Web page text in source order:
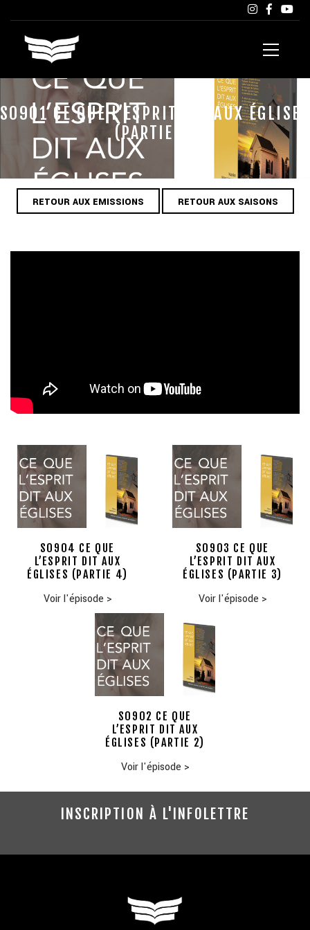
S0901 CE QUE L’ESPRIT DIT AUX ÉGLISES
(PARTIE 1)
RETOUR AUX EMISSIONS RETOUR AUX SAISONS
S0904 CE QUE
L’ESPRIT DIT AUX
ÉGLISES (PARTIE 4)
Voir l'épisode >
S0903 CE QUE
L’ESPRIT DIT AUX
ÉGLISES (PARTIE 3)
Voir l'épisode >
S0902 CE QUE
L’ESPRIT DIT AUX
ÉGLISES (PARTIE 2)
Voir l'épisode >
INSCRIPTION À L'INFOLETTRE